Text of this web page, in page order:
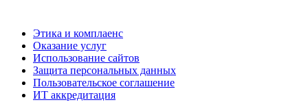
Этика и комплаенс
Оказание услуг
Использование сайтов
Защита персональных данных
Пользовательское соглашение
ИТ аккредитация